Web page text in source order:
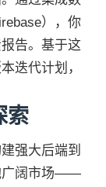
），你
告。基于这
迭代计划，
索
强大后端到
广阔市场——